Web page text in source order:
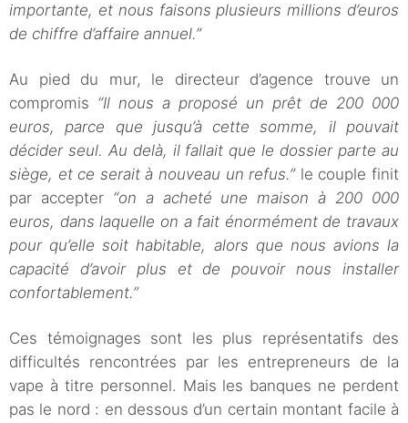
importante, et nous faisons plusieurs millions d’euros
de chiffre d’affaire annuel.”
Au pied du mur, le directeur d’agence trouve un
compromis “Il nous a proposé un prêt de 200 000
euros, parce que jusqu’à cette somme, il pouvait
décider seul. Au delà, il fallait que le dossier parte au
siège, et ce serait à nouveau un refus.”le couple finit
par accepter “on a acheté une maison à 200 000
euros, dans laquelle on a fait énormément de travaux
pour qu’elle soit habitable, alors que nous avions la
capacité d’avoir plus et de pouvoir nous installer
confortablement.”
Ces témoignages sont les plus représentatifs des
difficultés rencontrées par les entrepreneurs de la
vape à titre personnel. Mais les banques ne perdent
pas le nord : en dessous d’un certain montant facile à